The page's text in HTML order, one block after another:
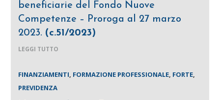
beneficiarie del Fondo Nuove
Competenze – Proroga al 27 marzo
2023. (c.51/2023)
LEGGI TUTTO
FINANZIAMENTI, FORMAZIONE PROFESSIONALE, FORTE,
PREVIDENZA